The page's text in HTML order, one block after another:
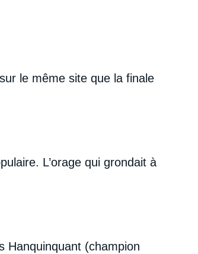
le même site que la finale
L’orage qui grondait à
Hanquinquant (champion